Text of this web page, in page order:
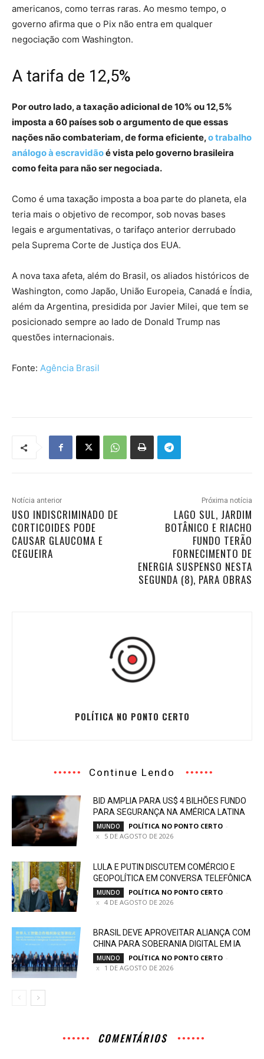
americanos, como terras raras. Ao mesmo tempo, o
governo afirma que o Pix não entra em qualquer
negociação com Washington.
A tarifa de 12,5%
Por outro lado, a taxação adicional de 10% ou 12,5%
imposta a 60 países sob o argumento de que essas
nações não combateriam, de forma eficiente,o trabalho
análogo à escravidãoé vista pelo governo brasileira
como feita para não ser negociada.
Como é uma taxação imposta a boa parte do planeta, ela
teria mais o objetivo de recompor, sob novas bases
legais e argumentativas, o tarifaço anterior derrubado
pela Suprema Corte de Justiça dos EUA.
A nova taxa afeta, além do Brasil, os aliados históricos de
Washington, como Japão, União Europeia, Canadá e Índia,
além da Argentina, presidida por Javier Milei, que tem se
posicionado sempre ao lado de Donald Trump nas
questões internacionais.
Fonte: Agência Brasil
Notícia anterior
USO INDISCRIMINADO DE
CORTICOIDES PODE
CAUSAR GLAUCOMA E
CEGUEIRA
Próxima notícia
LAGO SUL, JARDIM
BOTÂNICO E RIACHO
FUNDO TERÃO
FORNECIMENTO DE
ENERGIA SUSPENSO NESTA
SEGUNDA (8), PARA OBRAS
POLÍTICA NO PONTO CERTO
Continue Lendo
BID AMPLIA PARA US$ 4 BILHÕES FUNDO
PARA SEGURANÇA NA AMÉRICA LATINA
MUNDO POLÍTICA NO PONTO CERTO -
5 DE AGOSTO DE 2026
LULA E PUTIN DISCUTEM COMÉRCIO E
GEOPOLÍTICA EM CONVERSA TELEFÔNICA
MUNDO POLÍTICA NO PONTO CERTO -
4 DE AGOSTO DE 2026
BRASIL DEVE APROVEITAR ALIANÇA COM
CHINA PARA SOBERANIA DIGITAL EM IA
MUNDO POLÍTICA NO PONTO CERTO -
1 DE AGOSTO DE 2026
COMENTÁRIOS